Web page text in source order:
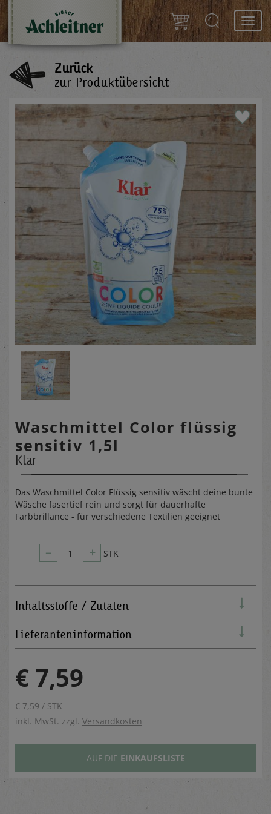
Zurück
zur Produktübersicht
Waschmittel Color flüssig
sensitiv 1,5l
Klar
Das Waschmittel Color Flüssig sensitiv wäscht deine bunte
Wäsche fasertief rein und sorgt für dauerhafte
Farbbrillance - für verschiedene Textilien geeignet
– 1 + STK
Inhaltsstoffe / Zutaten
Lieferanteninformation
€ 7,59
€ 7,59 / STK
inkl. MwSt. zzgl. Versandkosten
AUF DIE EINKAUFSLISTE